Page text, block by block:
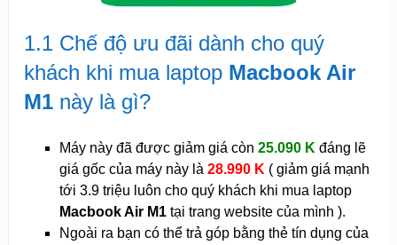
1.1 Chế độ ưu đãi dành cho quý
khách khi mua laptop Macbook Air
M1 này là gì?
Máy này đã được giảm giá còn 25.090 K đáng lẽ
giá gốc của máy này là 28.990 K ( giảm giá mạnh
tới 3.9 triệu luôn cho quý khách khi mua laptop
Macbook Air M1 tại trang website của mình ).
Ngoài ra bạn có thể trả góp bằng thẻ tín dụng của